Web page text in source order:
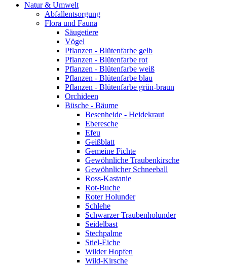
Natur & Umwelt
Abfallentsorgung
Flora und Fauna
Säugetiere
Vögel
Pflanzen - Blütenfarbe gelb
Pflanzen - Blütenfarbe rot
Pflanzen - Blütenfarbe weiß
Pflanzen - Blütenfarbe blau
Pflanzen - Blütenfarbe grün-braun
Orchideen
Büsche - Bäume
Besenheide - Heidekraut
Eberesche
Efeu
Geißblatt
Gemeine Fichte
Gewöhnliche Traubenkirsche
Gewöhnlicher Schneeball
Ross-Kastanie
Rot-Buche
Roter Holunder
Schlehe
Schwarzer Traubenholunder
Seidelbast
Stechpalme
Stiel-Eiche
Wilder Hopfen
Wild-Kirsche